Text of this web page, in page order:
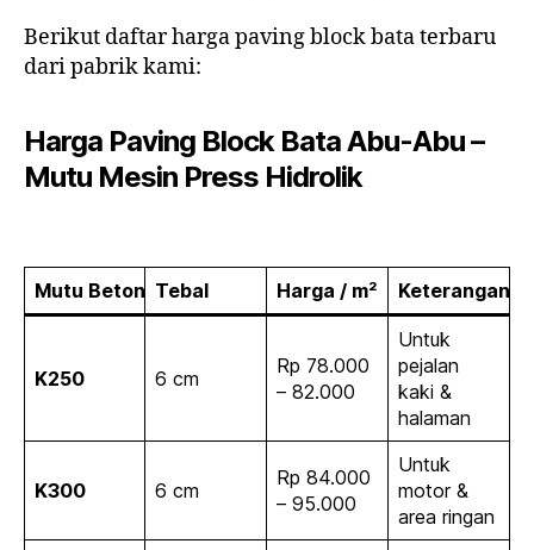
Berikut daftar harga paving block bata terbaru
dari pabrik kami:
Harga Paving Block Bata Abu-Abu –
Mutu Mesin Press Hidrolik
Mutu Beton Tebal Harga / m² Keterangan
K250 6 cm
Rp 78.000
– 82.000
Untuk
pejalan
kaki &
halaman
K300 6 cm
Rp 84.000
– 95.000
Untuk
motor &
area ringan